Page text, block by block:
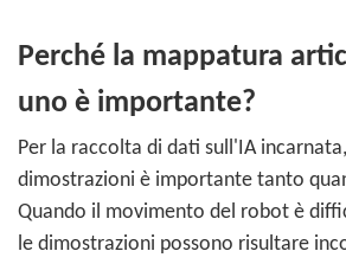
Perché la mappatura
uno è importante?
Per la raccolta di dati sull'IA
dimostrazioni è importante tanto
Quando il movimento del robot è
le dimostrazioni possono risultare